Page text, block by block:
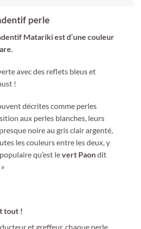
perle
Matariki est d’une couleur
avec des reflets bleus et
!
décrites comme perles
aux perles blanches, leurs
noire au gris clair argenté,
les couleurs entre les deux, y
qu’est levert Paondit
tout !
et greffeur, chaque perle